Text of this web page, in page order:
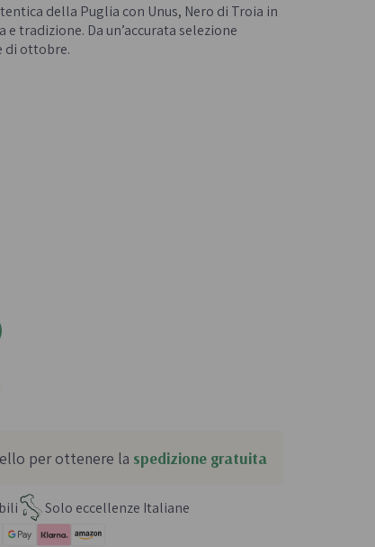
della Puglia con Unus, Nero di Troia in
tradizione. Da un’accurata selezione
di ottobre.
per ottenere la spedizione gratuita
Solo eccellenze Italiane